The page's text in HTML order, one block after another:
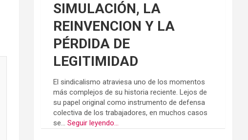
SIMULACIÓN, LA
REINVENCION Y LA
PÉRDIDA DE
LEGITIMIDAD
El sindicalismo atraviesa uno de los momentos
más complejos de su historia reciente. Lejos de
su papel original como instrumento de defensa
colectiva de los trabajadores, en muchos casos
se...Seguir leyendo...